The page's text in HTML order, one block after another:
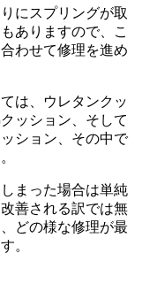
にスプリングが取
ありますので、こ
わせて修理を進め
は、ウレタンクッ
ッション、そして
ション、その中で
まった場合は単純
善される訳では無
どの様な修理が最
。